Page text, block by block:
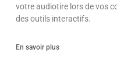
votre audiotire lors de vos
des outils interactifs.
En savoir plus